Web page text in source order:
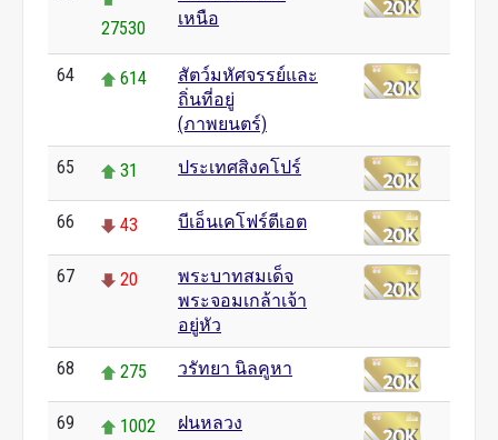
27530
เหนือ
64 614
สัตว์มหัศจรรย์และ
ถิ่นที่อยู่
(ภาพยนตร์)
65 31 ประเทศสิงคโปร์
66 43 บีเอ็นเคโฟร์ตีเอต
67 20
พระบาทสมเด็จ
พระจอมเกล้าเจ้า
อยู่หัว
68 275 วรัทยา นิลคูหา
69 1002 ฝนหลวง